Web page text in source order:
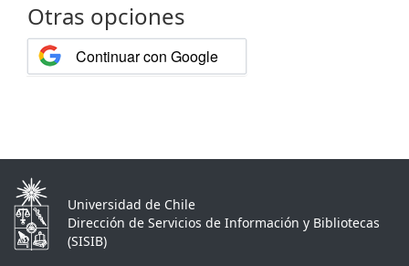
Otras opciones
Continuar con Google
Universidad de Chile
Dirección de Servicios de Información y Bibliotecas
(SISIB)